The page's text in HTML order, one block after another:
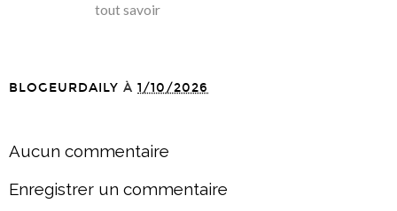
tout savoir
BLOGEURDAILY À 1/10/2026
Aucun commentaire
Enregistrer un commentaire